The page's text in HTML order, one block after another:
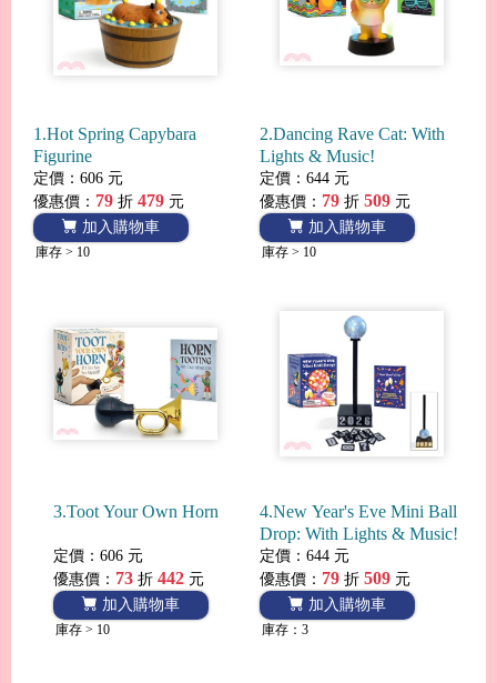
1.Hot Spring Capybara
Figurine
定價：606 元
優惠價： 79 折 479 元
加入購物車
庫存 > 10
2.Dancing Rave Cat: With
Lights & Music!
定價：644 元
優惠價： 79 折 509 元
加入購物車
庫存 > 10
3.Toot Your Own Horn
定價：606 元
優惠價： 73折 442元
加入購物車
庫存 > 10
4.New Year's Eve Mini Ball
Drop: With Lights & Music!
定價：644 元
優惠價： 79 折 509 元
加入購物車
庫存：3